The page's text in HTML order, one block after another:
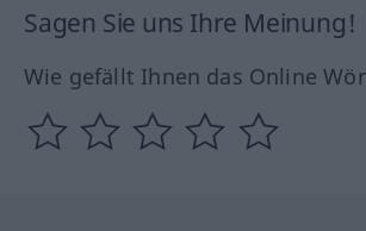
Sagen Sie uns Ihre Meinung!
Wie gefällt Ihnen das Online